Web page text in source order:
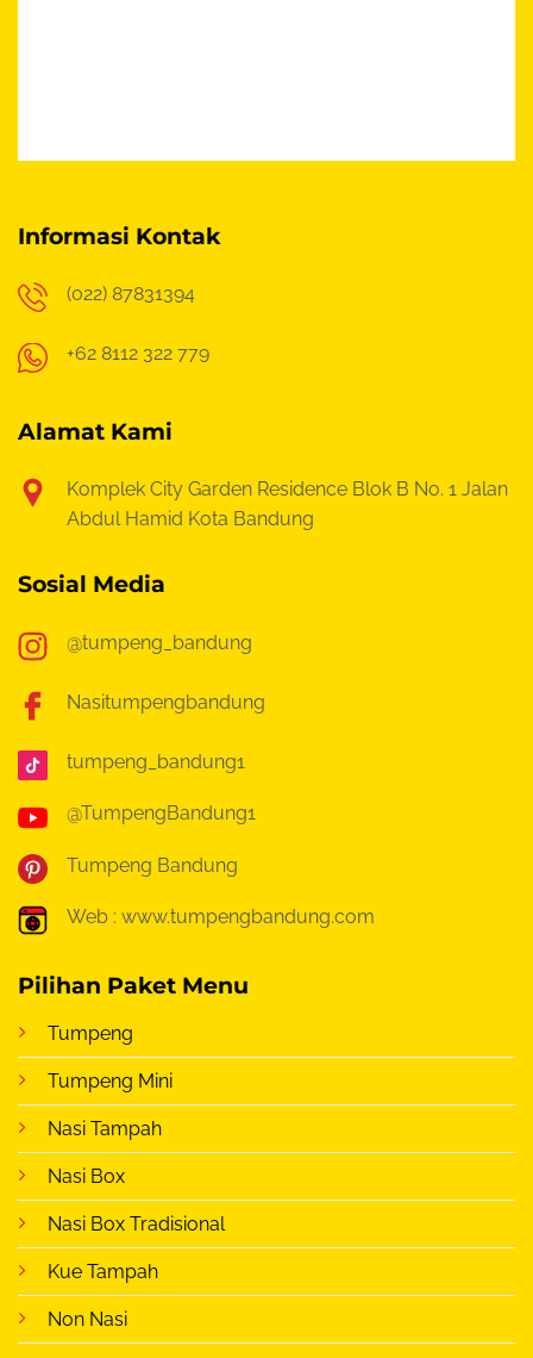
Informasi Kontak
(022) 87831394
+62 8112 322 779
Alamat Kami
Komplek City Garden Residence Blok B No. 1 Jalan
Abdul Hamid Kota Bandung
Sosial Media
@tumpeng_bandung
Nasitumpengbandung
tumpeng_bandung1
@TumpengBandung1
Tumpeng Bandung
Web : www.tumpengbandung.com
Pilihan Paket Menu
Tumpeng
Tumpeng Mini
Nasi Tampah
Nasi Box
Nasi Box Tradisional
Kue Tampah
Non Nasi